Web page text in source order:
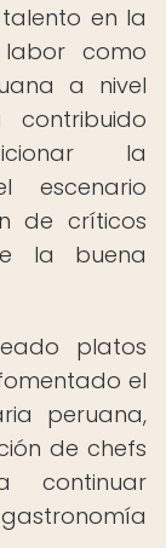
en la
como
a nivel
contribuido
la
escenario
de críticos
la buena
platos
el
peruana,
de chefs